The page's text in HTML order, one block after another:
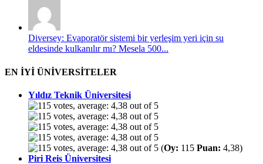
Diversey: Evaporatör sistemi bir yerleşim yeri için su
eldesinde kulkanılır mı? Mesela 500...
EN İYİ ÜNİVERSİTELER
Yıldız Teknik Üniversitesi
(Oy: 115 Puan: 4,38)
Piri Reis Üniversitesi